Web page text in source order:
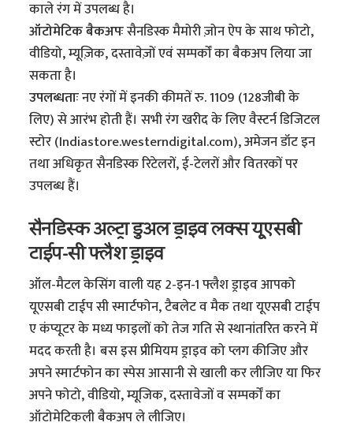
काले रंग में उपलब्ध है।
ऑटोमेटिक बैकअपःसैनडिस्क मैमोरी ज़ोन ऐप के साथ फोटो,
वीडियो, म्यूज़िक, दस्तावेज़ों एवं सम्पर्कों का बैकअप लिया जा
सकता है।
उपलब्धताःनए रंगों में इनकी कीमतें रु. 1109 (128जीबी के
लिए) से आरंभ होती हैं। सभी रंग खरीद के लिए वैस्टर्न डिजिटल
स्टोर (Indiastore.westerndigital.com), अमेजन डॉट इन
तथा अधिकृत सैनडिस्क रिटेलरों, ई-टेलरों और वितरकों पर
उपलब्ध हैं।
सैनडिस्क अल्ट्रा डुअल ड्राइव लक्स यूएसबी
टाईप-सी फ्लैश ड्राइव
ऑल-मैटल केसिंग वाली यह 2-इन-1 फ्लैश ड्राइव आपको
यूएसबी टाईप सी स्मार्टफोन, टैबलेट व मैक तथा यूएसबी टाईप
ए कंप्यूटर के मध्य फाइलों को तेज गति से स्थानांतरित करने में
मदद करती है। बस इस प्रीमियम ड्राइव को प्लग कीजिए और
अपने स्मार्टफोन का स्पेस आसानी से खाली कर लीजिए या फिर
अपने फोटो, वीडियो, म्यूजिक, दस्तावेजों व सम्पर्कों का
ऑटोमेटिकली बैकअप ले लीजिए।